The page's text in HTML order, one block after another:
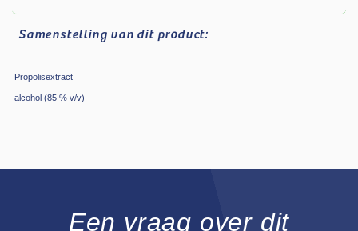
Samenstelling van dit product:
Propolisextract
alcohol (85 % v/v)
Een vraag over dit